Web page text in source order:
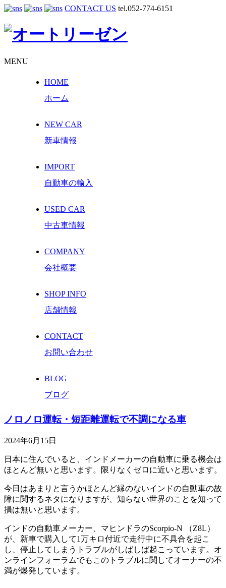
CONTACT US tel.052-774-6151
MENU
HOME
ホーム
NEW CAR
新車情報
IMPORT
自動車の輸入
USED CAR
中古車情報
COMPANY
会社概要
SHOP INFO
店舗情報
CONTACT
お問い合わせ
BLOG
ブログ
ノロノロ運転・短距離運転で不調になる車
2024年6月15日
日本に住んでいると、インドメーカーの自動車に乗る機会は
ほとんど無いと思います。限りなくゼロに近いと思います。
今日はあまりと言うかほとんど縁のないインドの自動車の故
障に関するネタになりますが、知らない世界のことを知って
損は無いと思います。
インドの自動車メーカー、マヒンドラのScorpio-N （Z8L）
が、新車で購入して1万キロ付近で走行中に不具合を起こ
し、停止してしまうトラブルがしばしば起こっています。オ
ンラインフォーラムでもこのトラブルに関してオーナーの不
満が爆発しています。